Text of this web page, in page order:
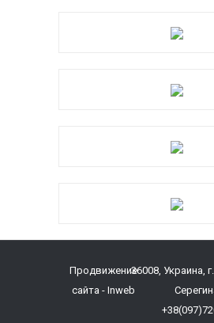
Продвижение
сайта - Inweb
36008, Украина,